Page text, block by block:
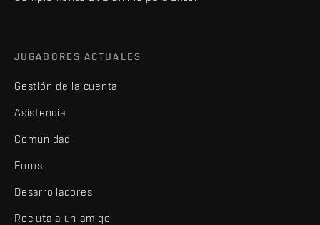
JUGADORES ACTUALES
Gestión de la cuenta
Asistencia
Comunidad
Foros
Desarrolladores
Recluta a un amigo